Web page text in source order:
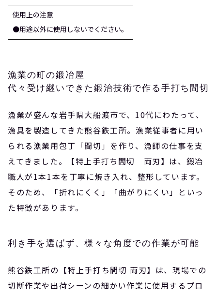
使用上の注意
●用途以外に使用しないでください。
漁業の町の鍛冶屋
代々受け継いできた鍛治技術で作る手打ち間切
漁業が盛んな岩手県大船渡市で、10代にわたって、
漁具を製造してきた熊谷鉄工所。漁業従事者に用い
られる漁業用包丁「間切」を作り、漁師の仕事を支
えてきました。【特上手打ち間切 両刃】は、鍛冶
職人が1本1本を丁寧に焼き入れ、整形しています。
そのため、「折れにくく」「曲がりにくい」といっ
た特徴があります。
利き手を選ばず、様々な角度での作業が可能
熊谷鉄工所の【特上手打ち間切 両刃】は、現場での
切断作業や出荷シーンの細かい作業に使用するプロ